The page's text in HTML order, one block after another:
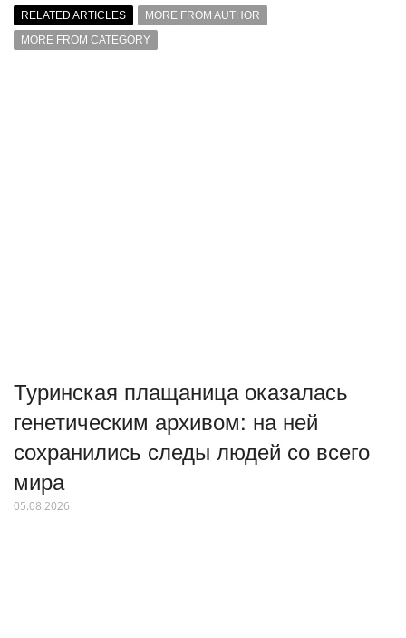
RELATED ARTICLES
MORE FROM AUTHOR
MORE FROM CATEGORY
Туринская плащаница оказалась
генетическим архивом: на ней
сохранились следы людей со всего
мира
05.08.2026